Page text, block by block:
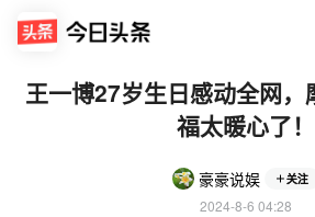
王一博27岁生日感动全网，
福太暖心了！
豪豪说娱 关注
2024-8-6 04:28